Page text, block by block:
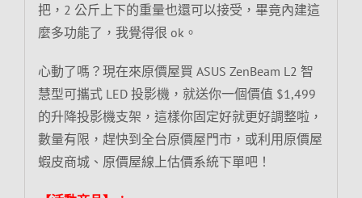
把，2 公斤上下的重量也還可以接受，畢竟內建這
麼多功能了，我覺得很 ok。
心動了嗎？現在來原價屋買 ASUS ZenBeam L2 智
慧型可攜式 LED 投影機，就送你一個價值 $1,499
的升降投影機支架，這樣你固定好就更好調整啦，
數量有限，趕快到全台原價屋門市，或利用原價屋
蝦皮商城、原價屋線上估價系統下單吧！